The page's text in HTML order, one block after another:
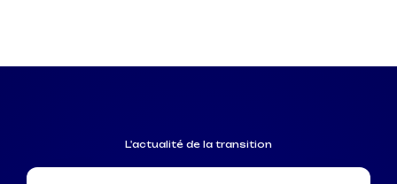
L'actualité de la transition